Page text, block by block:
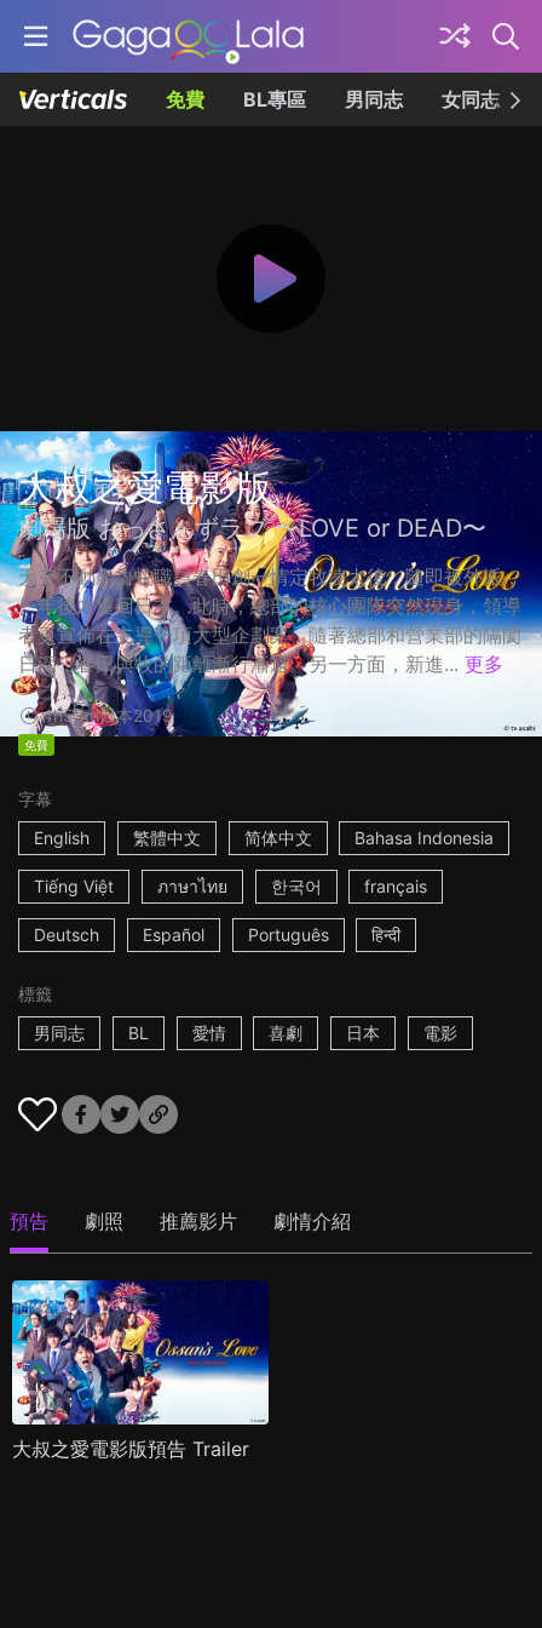
免費 BL專區 男同志 女同志
大叔之愛電影版
劇場版 おっさんずラブ 〜LOVE or DEAD〜
天空不動產魯蛇職員春田創一情定牧凌太後，隨即被外派，
一年後才重回日本。此時，總部的核心團隊突然現身，領導
者更宣佈在主導一項大型企劃案，隨著總部和營業部的隔閡
日深，春田與牧的距離漸行漸遠。另一方面，新進... 更多
1h53m日本2019
免費
字幕
English
繁體中文 简体中文 Bahasa Indonesia
Tiếng Việt ภาษาไทย 한국어 français
Deutsch Español Português हिन्दी
標籤
男同志
BL 愛情 喜劇 日本 電影
預告 劇照 推薦影片 劇情介紹
大叔之愛電影版預告 Trailer